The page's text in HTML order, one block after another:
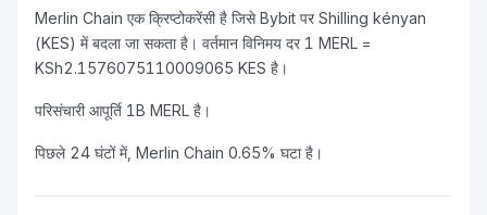
Merlin Chain एक क्रिप्टोकरेंसी है जिसे Bybit पर Shilling kényan
(KES) में बदला जा सकता है। वर्तमान विनिमय दर 1 MERL =
KSh2.1576075110009065 KES है।
परिसंचारी आपूर्ति 1B MERL है।
पिछले 24 घंटों में, Merlin Chain 0.65% घटा है।